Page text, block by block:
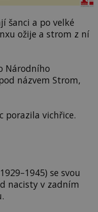
šanci a po velké
ožije a strom z ní
Národního
názvem Strom,
porazila vichřice.
se svou
nacisty v zadním